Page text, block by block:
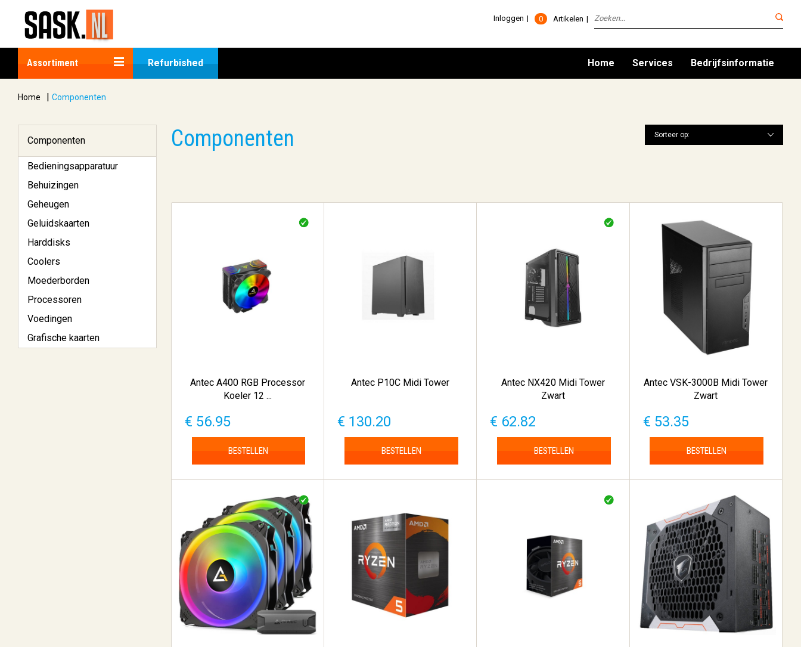
0 Artikelen
Inloggen
Assortiment Refurbished Home Services Bedrijfsinformatie
Home | Componenten
Componenten
Bedieningsapparatuur
Behuizingen
Geheugen
Geluidskaarten
Harddisks
Coolers
Moederborden
Processoren
Voedingen
Grafische kaarten
Sorteer op:
Componenten
Antec A400 RGB Processor
Koeler 12 ...
€ 56.95
BESTELLEN
Antec P10C Midi Tower
€ 130.20
BESTELLEN
Antec NX420 Midi Tower
Zwart
€ 62.82
BESTELLEN
Antec VSK-3000B Midi Tower
Zwart
€ 53.35
BESTELLEN